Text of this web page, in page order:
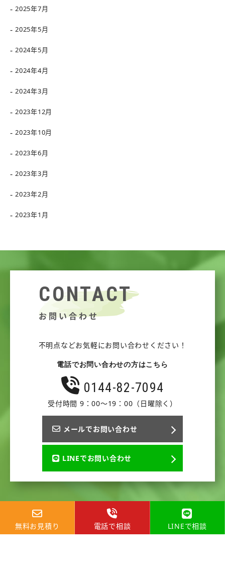
2025年7月
2025年5月
2024年5月
2024年4月
2024年3月
2023年12月
2023年10月
2023年6月
2023年3月
2023年2月
2023年1月
CONTACT
お問い合わせ
不明点などお気軽にお問い合わせください！
電話でお問い合わせの方はこちら
0144-82-7094
受付時間 9：00～19：00（日曜除く）
メールでお問い合わせ
LINEでお問い合わせ
無料お見積り 電話で相談 LINEで相談